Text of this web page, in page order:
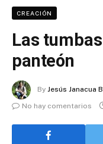
CREACIÓN
Las
panteón
By Jesús Janacua
No hay comentarios